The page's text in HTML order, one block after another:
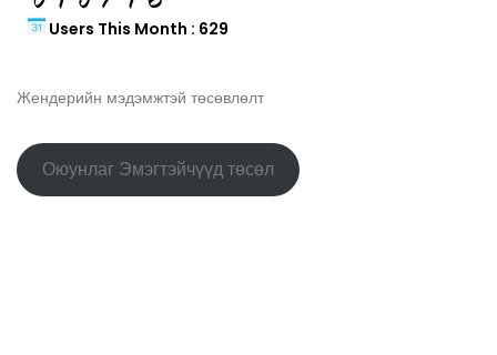
Users This Month : 629
Жендерийн мэдэмжтэй төсөвлөлт
Оюунлаг Эмэгтэйчүүд төсөл